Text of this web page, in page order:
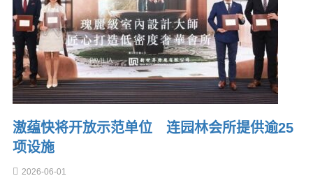
滶蕴快将开放示范单位 连园林会所提供逾25
项设施
2026-06-01